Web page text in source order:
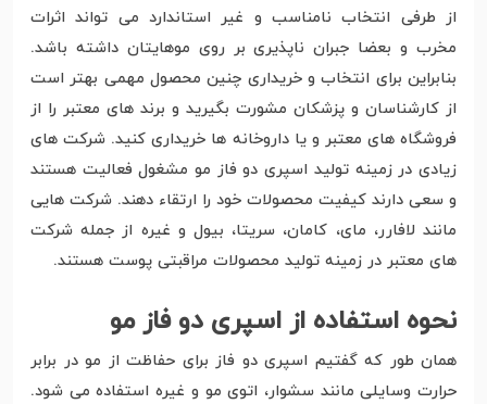
از طرفی انتخاب نامناسب و غیر استاندارد می تواند اثرات
مخرب و بعضا جبران ناپذیری بر روی موهایتان داشته باشد.
بنابراین برای انتخاب و خریداری چنین محصول مهمی بهتر است
از کارشناسان و پزشکان مشورت بگیرید و برند های معتبر را از
فروشگاه های معتبر و یا داروخانه ها خریداری کنید. شرکت های
زیادی در زمینه تولید اسپری دو فاز مو مشغول فعالیت هستند
و سعی دارند کیفیت محصولات خود را ارتقاء دهند. شرکت هایی
مانند لافارر، مای، کامان، سریتا، بیول و غیره از جمله شرکت
های معتبر در زمینه تولید محصولات مراقبتی پوست هستند.
نحوه استفاده از اسپری دو فاز مو
همان طور که گفتیم اسپری دو فاز برای حفاظت از مو در برابر
حرارت وسایلی مانند سشوار، اتوی مو و غیره استفاده می شود.